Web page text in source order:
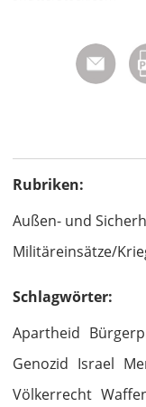
Rubriken:
Außen- und
Militäreinsätze/
Schlagwörter:
Apartheid
Genozid Israel
Völkerrecht